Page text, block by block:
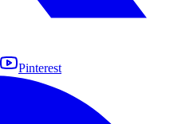
Pinterest